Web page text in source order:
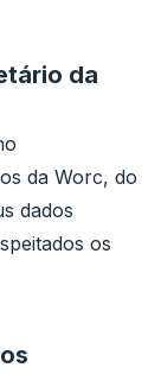
da
da Worc, do
dados
os